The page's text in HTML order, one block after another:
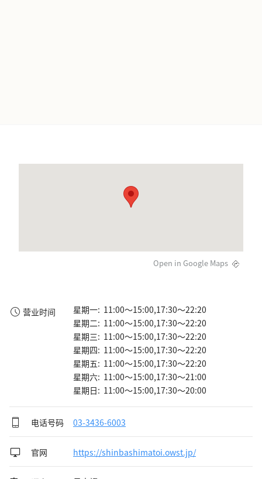
Open in Google Maps
营业时间
星期一: 11:00～15:00,17:30～22:20
星期二: 11:00～15:00,17:30～22:20
星期三: 11:00～15:00,17:30～22:20
星期四: 11:00～15:00,17:30～22:20
星期五: 11:00～15:00,17:30～22:20
星期六: 11:00～15:00,17:30～21:00
星期日: 11:00～15:00,17:30～20:00
电话号码 03-3436-6003
官网 https://shinbashimatoi.owst.jp/